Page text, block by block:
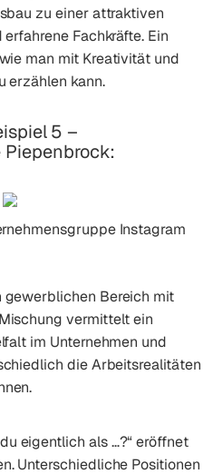
zu einer attraktiven
Fachkräfte. Ein
man mit Kreativität und
erzählen kann.
5 –
Instagram
Bereich mit
vermittelt ein
im Unternehmen und
die Arbeitsrealitäten
eigentlich als …?“ eröffnet
Unterschiedliche Positionen